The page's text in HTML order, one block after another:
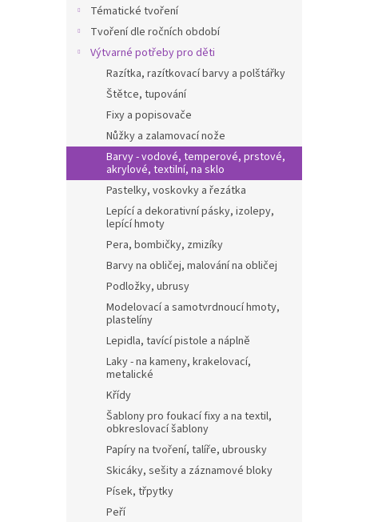
Tématické tvoření
Tvoření dle ročních období
Výtvarné potřeby pro děti
Razítka, razítkovací barvy a polštářky
Štětce, tupování
Fixy a popisovače
Nůžky a zalamovací nože
Barvy - vodové, temperové, prstové,
akrylové, textilní, na sklo
Pastelky, voskovky a řezátka
Lepící a dekorativní pásky, izolepy,
lepící hmoty
Pera, bombičky, zmizíky
Barvy na obličej, malování na obličej
Podložky, ubrusy
Modelovací a samotvrdnoucí hmoty,
plastelíny
Lepidla, tavící pistole a náplně
Laky - na kameny, krakelovací,
metalické
Křídy
Šablony pro foukací fixy a na textil,
obkreslovací šablony
Papíry na tvoření, talíře, ubrousky
Skicáky, sešity a záznamové bloky
Písek, třpytky
Peří